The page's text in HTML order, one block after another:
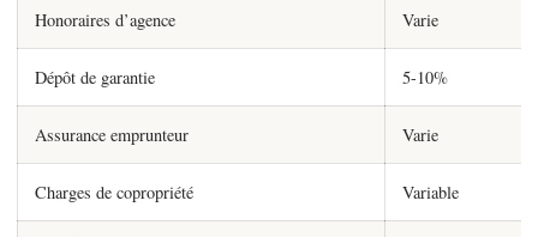
Honoraires d’agence Varie
Dépôt de garantie 5-10%
Assurance emprunteur Varie
Charges de copropriété Variable